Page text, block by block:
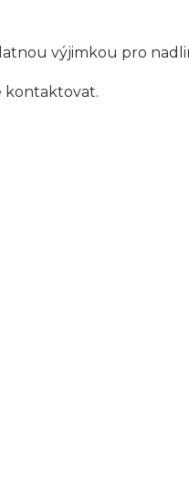
výjimkou pro
kontaktovat.